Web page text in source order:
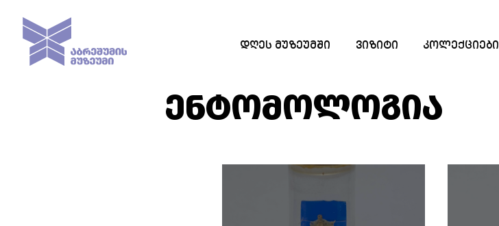
ᲓᲦᲔᲡ ᲛᲣᲖᲔᲣᲛᲨᲘ ᲕᲘᲖᲘᲢᲘ ᲙᲝᲚᲔᲥᲪᲘᲔᲑᲘ
ᲔᲜᲢᲝᲛᲝᲚᲝᲒᲘᲐ